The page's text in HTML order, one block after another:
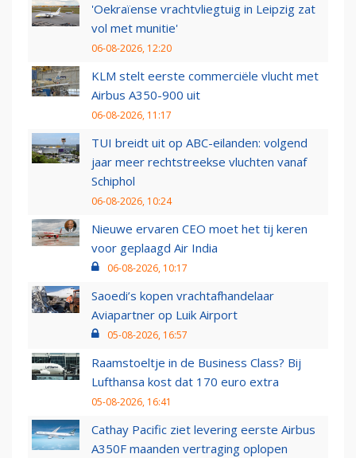
'Oekraïense vrachtvliegtuig in Leipzig zat
vol met munitie'
06-08-2026, 12:20
KLM stelt eerste commerciële vlucht met
Airbus A350-900 uit
06-08-2026, 11:17
TUI breidt uit op ABC-eilanden: volgend
jaar meer rechtstreekse vluchten vanaf
Schiphol
06-08-2026, 10:24
Nieuwe ervaren CEO moet het tij keren
voor geplaagd Air India
06-08-2026, 10:17
Saoedi’s kopen vrachtafhandelaar
Aviapartner op Luik Airport
05-08-2026, 16:57
Raamstoeltje in de Business Class? Bij
Lufthansa kost dat 170 euro extra
05-08-2026, 16:41
Cathay Pacific ziet levering eerste Airbus
A350F maanden vertraging oplopen